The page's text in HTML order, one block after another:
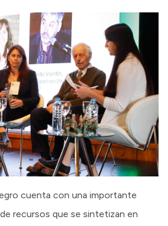
cuenta con una importante
recursos que se sintetizan en